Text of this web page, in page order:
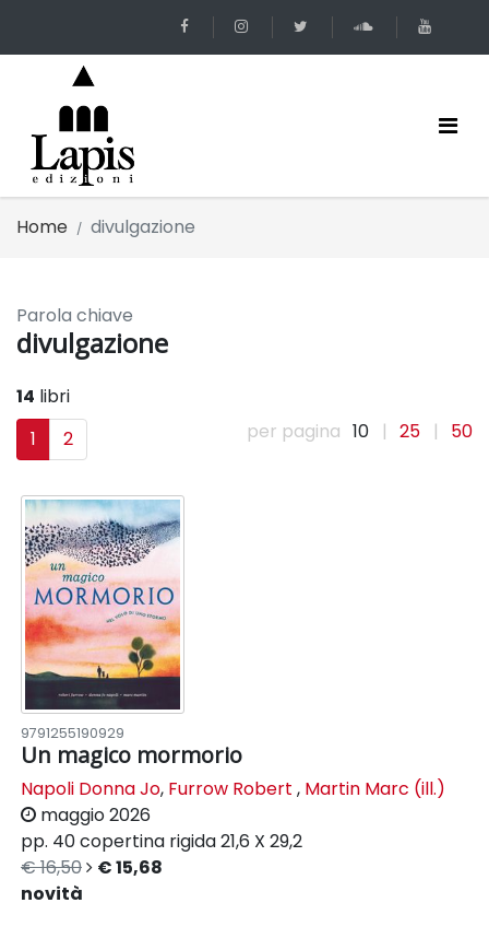
Home divulgazione
Parola chiave
divulgazione
14 libri
1
2 per pagina 10 | 25 | 50
9791255190929
Un magico mormorio
Napoli Donna Jo, Furrow Robert , Martin Marc (ill.)
maggio 2026
pp. 40copertina rigida21,6 X 29,2
€ 16,50
€ 15,68
novità